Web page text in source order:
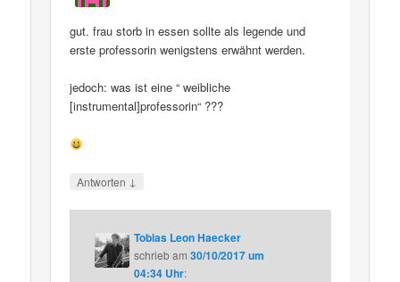
gut. frau storb in essen sollte als legende und
erste professorin wenigstens erwähnt werden.
jedoch: was ist eine “ weibliche
[instrumental]professorin“ ???
Antworten ↓
Tobias Leon Haecker
schriebam30/10/2017 um
04:34 Uhr: